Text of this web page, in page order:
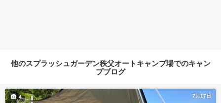
他のスプラッシュガーデン秩父オートキャンプ場でのキャン
プブログ
7月17日
4